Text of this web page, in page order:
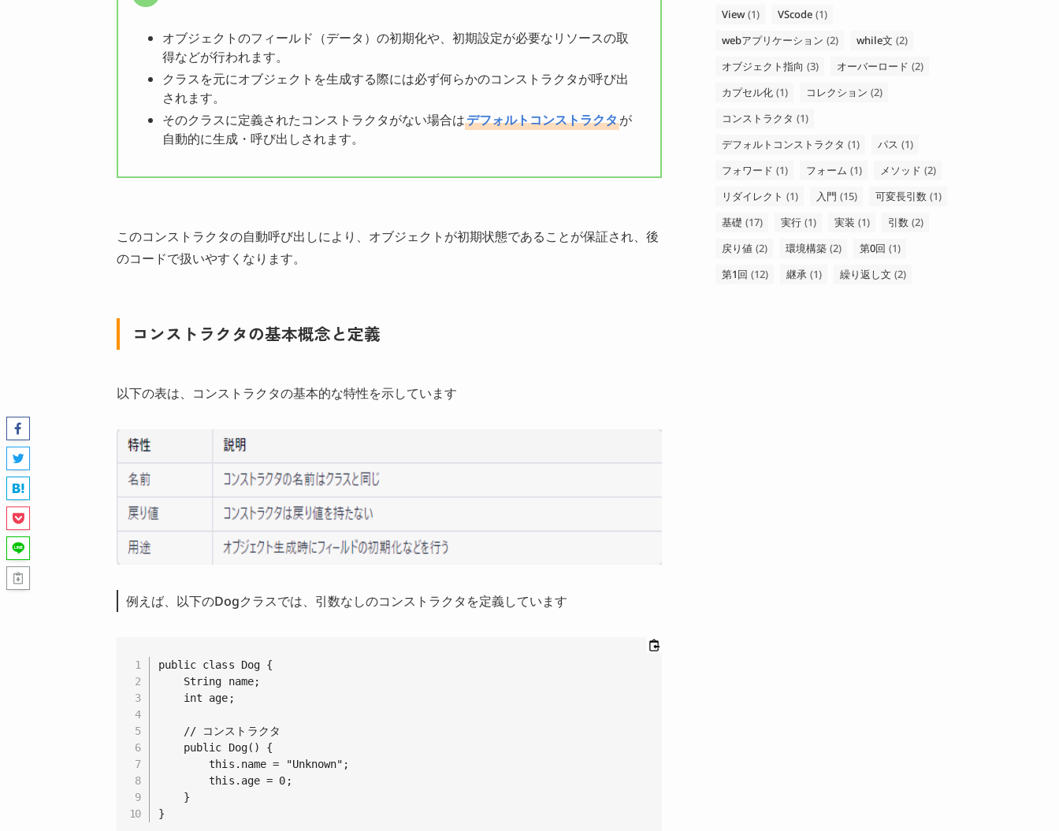
オブジェクトのフィールド（データ）の初期化や、初期設定が必要なリソースの取
得などが行われます。
クラスを元にオブジェクトを生成する際には必ず何らかのコンストラクタが呼び出
されます。
そのクラスに定義されたコンストラクタがない場合はデフォルトコンストラクタが
自動的に生成・呼び出しされます。
このコンストラクタの自動呼び出しにより、オブジェクトが初期状態であることが保証され、後
のコードで扱いやすくなります。
コンストラクタの基本概念と定義
以下の表は、コンストラクタの基本的な特性を示しています
例えば、以下のDogクラスでは、引数なしのコンストラクタを定義しています
public class Dog {
    String name;
    int age;
    // コンストラクタ
    public Dog() {
        this.name = "Unknown";
        this.age = 0;
    }
}
View (1) VScode (1)
webアプリケーション (2) while文 (2)
オブジェクト指向 (3) オーバーロード (2)
カプセル化 (1) コレクション (2)
コンストラクタ (1)
デフォルトコンストラクタ (1) パス (1)
フォワード (1) フォーム (1) メソッド (2)
リダイレクト (1) 入門 (15) 可変長引数 (1)
基礎 (17) 実行 (1) 実装 (1) 引数 (2)
戻り値 (2) 環境構築 (2) 第0回 (1)
第1回 (12) 継承 (1) 繰り返し文 (2)